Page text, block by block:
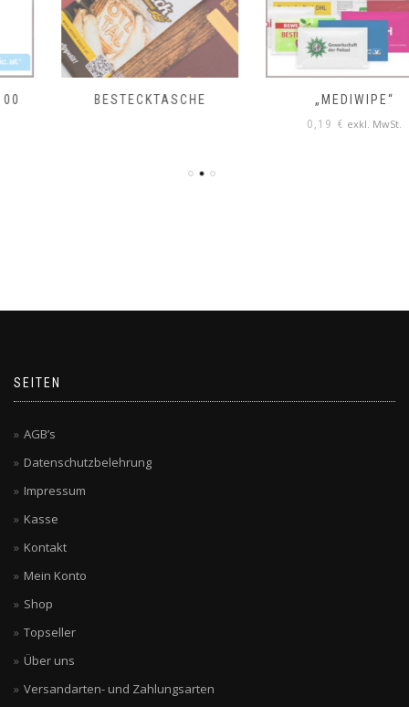
BESTECKTASCHE „MEDIWIPE“
exkl. MwSt.
SEITEN
AGB’s
Datenschutzbelehrung
Impressum
Kasse
Kontakt
Mein Konto
Shop
Topseller
Über uns
Versandarten- und Zahlungsarten